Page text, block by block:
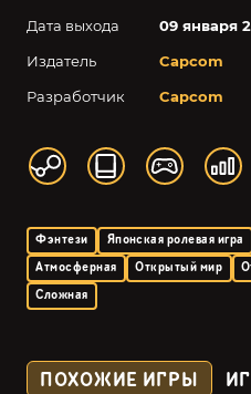
Дата выхода
09 января
Издатель
Capcom
Разработчик
Capcom
Фэнтези Японская ролевая игра
Атмосферная
Открытый мир
Сложная
ПОХОЖИЕ ИГРЫ